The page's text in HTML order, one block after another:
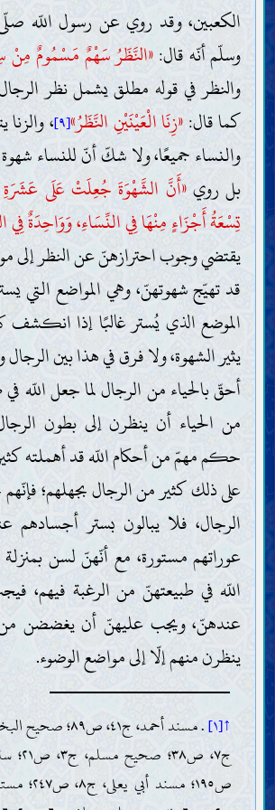
الكعبين، وقد روي عن رسول اللّه صلّى
وسلّم أنّه قال:«النَّظَرُ سَهْمٌ مَسْمُومٌ مِنْ
والنظر في قوله مطلق يشمل نظر
كما قال:«زِنَا الْعَيْنَيْنِ النَّظَرُ»[٩] ،
والنساء جميعًا، ولا شكّ أنّ للنساء
بل روي«أَنَّ الشَّهْوَةَ جُعِلَتْ عَلَى
تِسْعَةُ أَجْزَاءٍ مِنْهَا فِي النِّسَاءِ، وَوَاحِدَةٌ فِي
يقتضي وجوب احترازهنّ عن النظر إلى
قد تهيّج شهوتهنّ، وهي المواضع التي
الموضع الذي يُستر غالبًا إذا
يثير الشهوة، ولا فرق في هذا بين الرجال
أحقّ بالحياء من الرجال لما جعل اللّه
من الحياء أن ينظرن إلى بطون
حكم مهمّ من أحكام اللّه قد أهملته
على ذلك كثير من الرجال بجهلهم؛ فإنّهم
الرجال، فلا يبالون بستر أجسادهم
عوراتهم مستورة، مع أنّهنّ لسن
اللّه في طبيعتهنّ من الرغبة فيهم،
عندهنّ، ويجب عليهنّ أن يغضضن من
ينظرن منهم إلّا إلى مواضع الوضوء.
↑[١]
ص١٩٥؛ مسند
المقدّمات
العقل
العلم
وجوب اكتساب العلم (الاجتهاد) وطريقته
موانع اكتساب العلم
التقليد
الخرافات وسائر الموانع
صفات العلماء وواجباتهم
الحجّة
حجّيّة القرآن وصفاته
تفسير بعض آيات القرآن
خليفة اللّه
ضرورة خليفة اللّه وصفاته
الطريق إلى معرفة خليفة اللّه (المعجزة والنصّ)
الروايات الواردة عن خلفاء اللّه (الآحاد